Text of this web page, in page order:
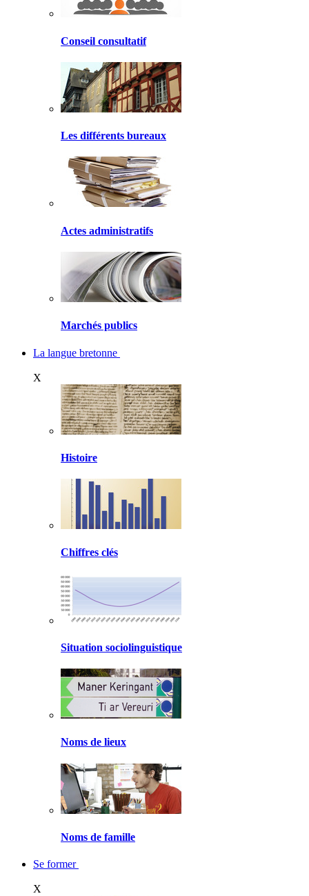
Conseil consultatif
Les différents bureaux
Actes administratifs
Marchés publics
La langue bretonne
X
Histoire
Chiffres clés
Situation sociolinguistique
Noms de lieux
Noms de famille
Se former
X